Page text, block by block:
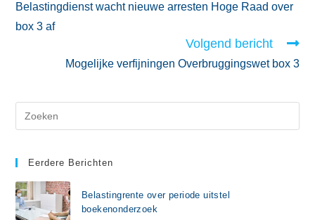
Belastingdienst wacht nieuwe arresten Hoge Raad over
box 3 af
Volgend bericht
Mogelijke verfijningen Overbruggingswet box 3
Eerdere Berichten
Belastingrente over periode uitstel
boekenonderzoek